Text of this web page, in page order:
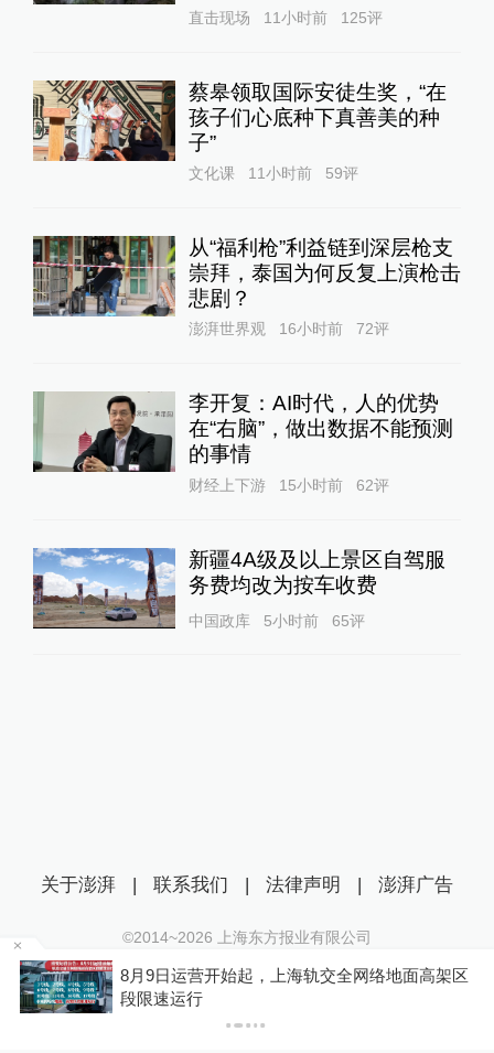
直击现场 11小时前 125评
蔡皋领取国际安徒生奖，“在
孩子们心底种下真善美的种
子”
文化课 11小时前 59评
从“福利枪”利益链到深层枪支
崇拜，泰国为何反复上演枪击
悲剧？
澎湃世界观 16小时前 72评
李开复：AI时代，人的优势
在“右脑”，做出数据不能预测
的事情
财经上下游 15小时前 62评
新疆4A级及以上景区自驾服
务费均改为按车收费
中国政库 5小时前 65评
高架区
“青海和兰州在抢一碗面？”青海媒体：这种
法，格局小了
关于澎湃 | 联系我们 | 法律声明 | 澎湃广告
©2014~2026 上海东方报业有限公司
沪ICP证：沪B2-20170116 | 沪ICP备14003370号
互联网新闻信息服务许可证：31120170006
沪公网安备 31010602000299号